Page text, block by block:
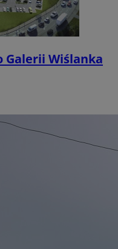
Galerii Wiślanka